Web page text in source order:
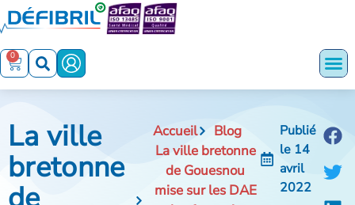
0
La ville
bretonne
Accueil
Blog
La ville bretonne
de Gouesnou
mise sur les DAE
Publié
le 14
avril
2022